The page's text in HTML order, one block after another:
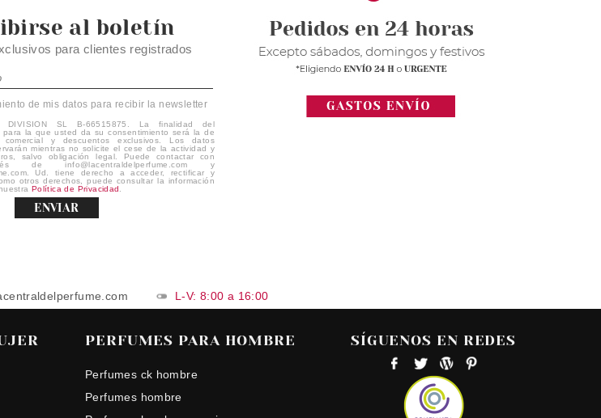
al boletín
para clientes registrados
de mis datos para recibir la newsletter
DIVISION SL B-66515875. La finalidad del
la que usted da su consentimiento será la de
comercial y descuentos exclusivos. Los datos
mientras no solicite el cese de la actividad y
salvo obligación legal. Puede contactar con
de info@lacentraldelperfume.com y
Ud. tiene derecho a acceder, rectificar y
otros derechos, puede consultar la información
Política de Privacidad
ENVIAR
L-V: 8:00 a 16:00
PERFUMES PARA HOMBRE
Perfumes ck hombre
Perfumes hombre
SÍGUENOS EN REDES